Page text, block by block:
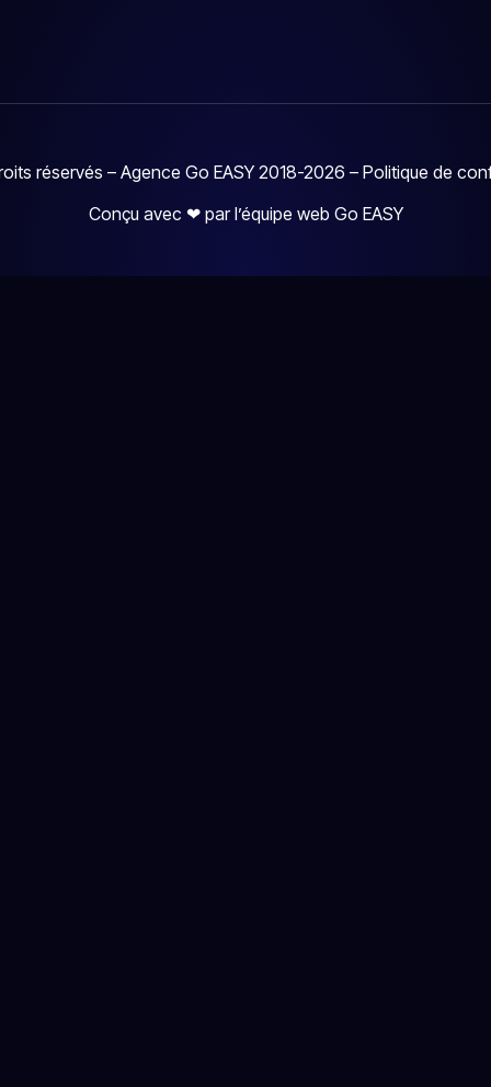
réservés – Agence Go EASY 2018-2026 – Politique de
Conçu avec ❤ par l’équipe web Go EASY